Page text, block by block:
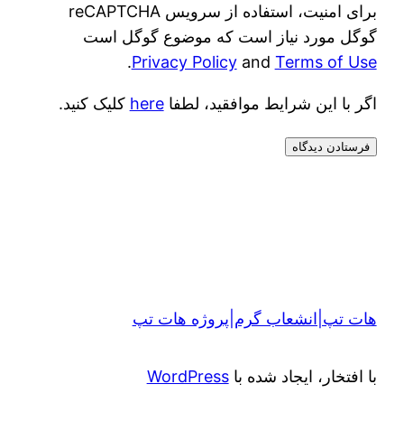
برای امنیت، استفاده از سرویس reCAPTCHA
گوگل مورد نیاز است که موضوع گوگل است
Privacy Policyand Terms of Use
.
اگر با این شرایط موافقید، لطفاhere کلیک کنید.
هات تپ|انشعاب گرم|پروژه هات تپ
با افتخار، ایجاد شده باWordPress